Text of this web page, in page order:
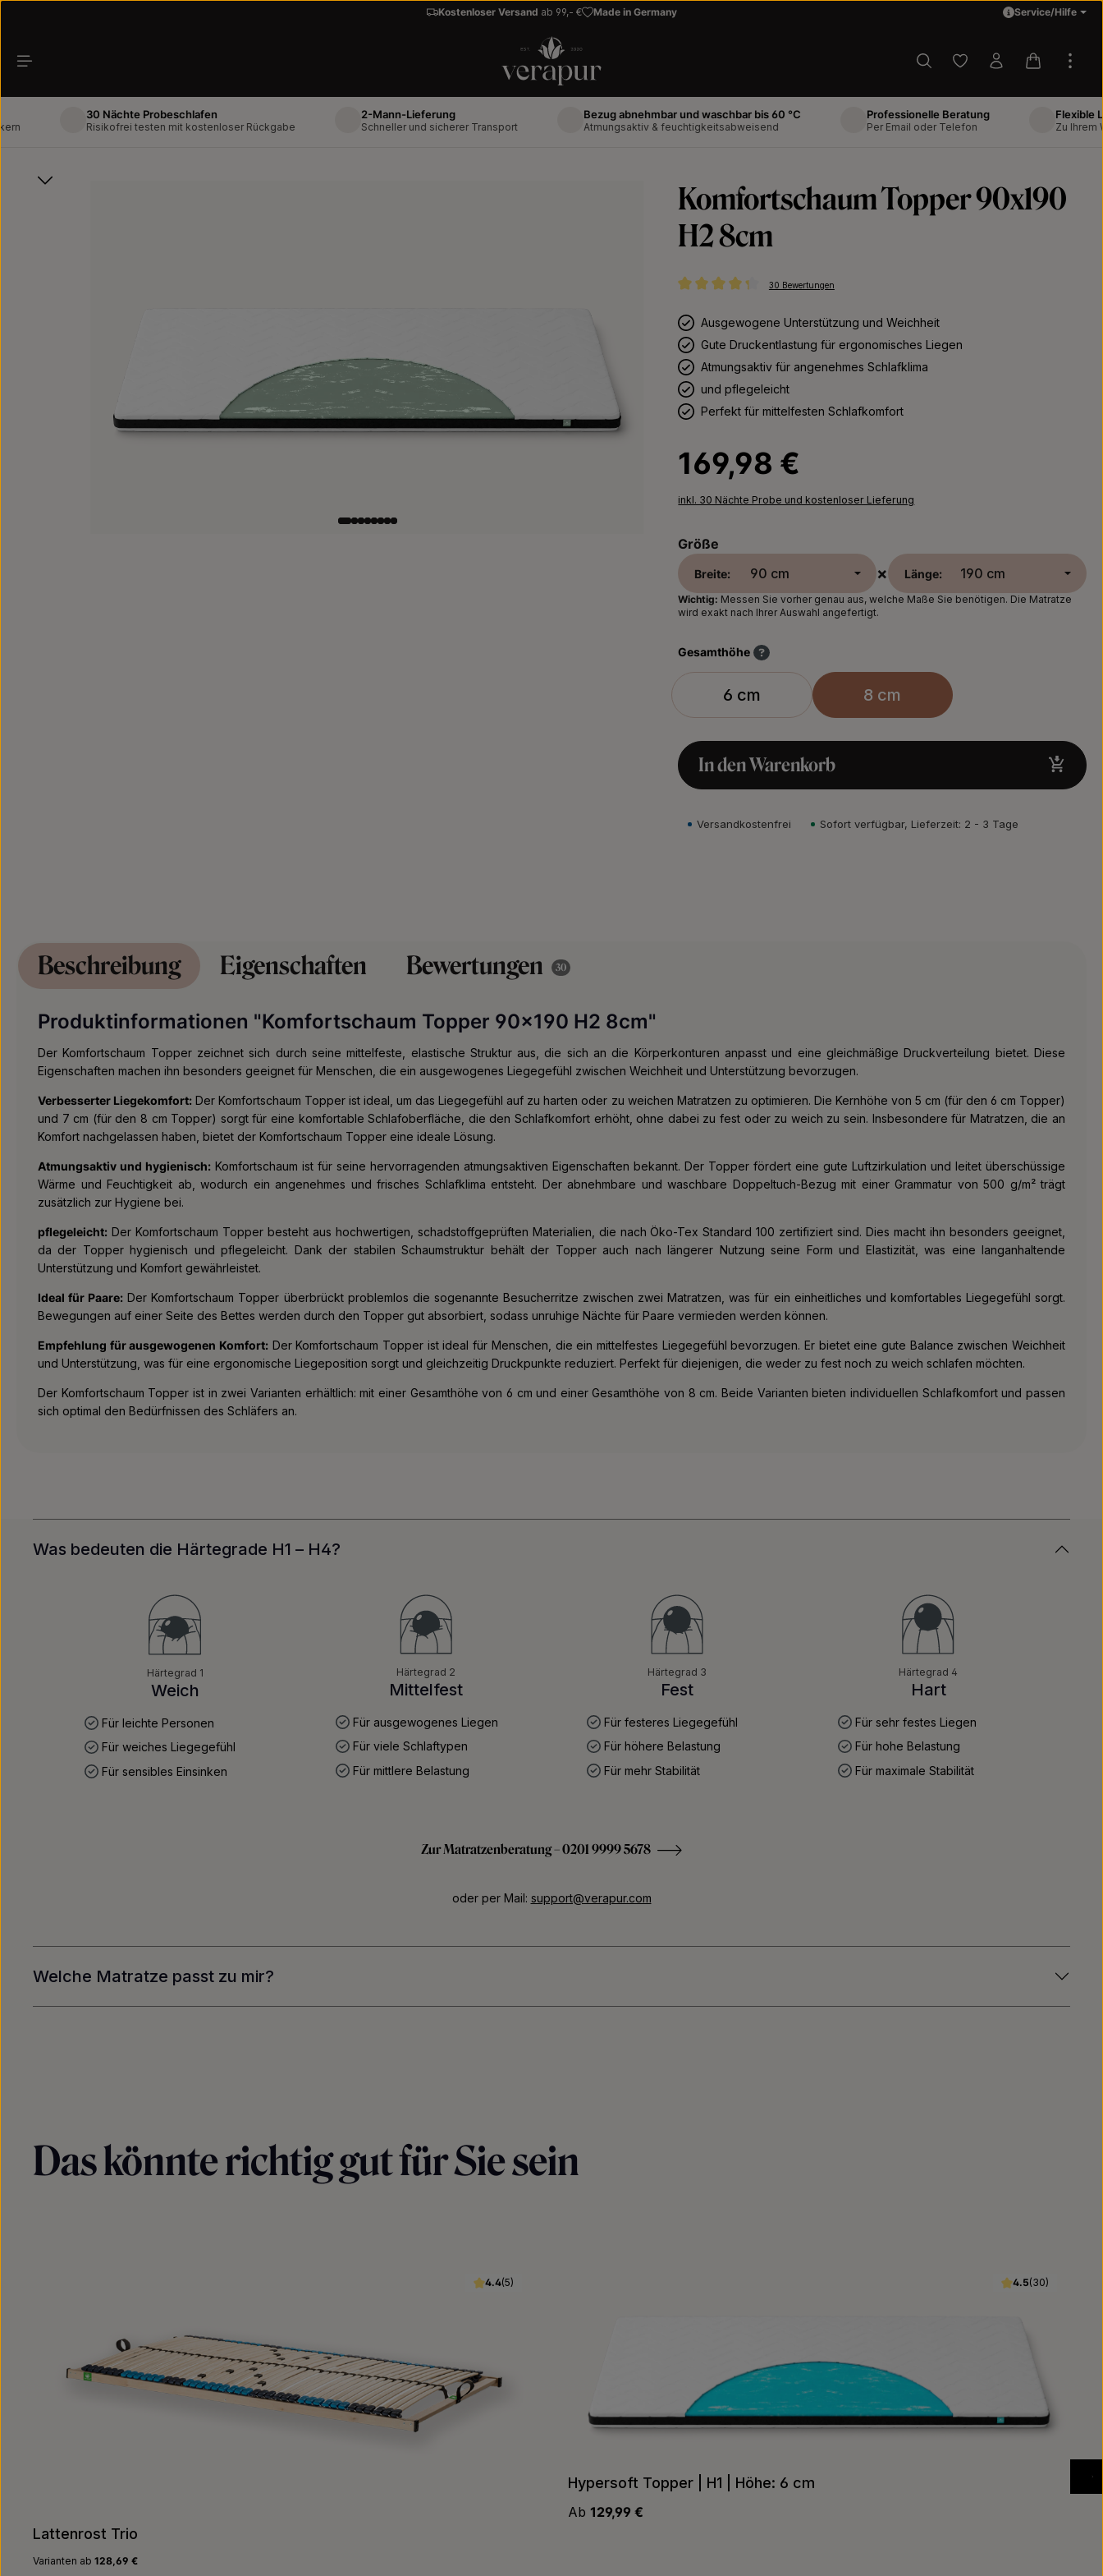
Kostenloser Versand ab 99,- € Made in Germany Service/Hilfe
Du hast 0 Produkte auf
30 Nächte Probeschlafen
Risikofrei testen mit kostenloser Rückgabe
2-Mann-Lieferung
Schneller und sicherer Transport
Bezug abnehmbar und waschbar bis 60 °C
Atmungsaktiv & feuchtigkeitsabweisend
Professionelle Beratung
Per Email oder Telefon
Flexible
Zu Ihrem
Bildergalerie überspringen
30 Bewertungen
Komfortschaum Topper 90x190
H2 8cm
Ausgewogene Unterstützung und Weichheit
Gute Druckentlastung für ergonomisches Liegen
Atmungsaktiv für angenehmes Schlafklima
und pflegeleicht
Perfekt für mittelfesten Schlafkomfort
Regulärer Preis:
169,98 €
inkl. 30 Nächte Probe und kostenloser Lieferung
Gesamthöhe
6 cm 8 cm
Größe
Breite: × Länge:
Wichtig: Messen Sie vorher genau aus, welche Maße Sie benötigen. Die Matratze
wird exakt nach Ihrer Auswahl angefertigt.
In den Warenkorb
Versandkostenfrei Sofort verfügbar, Lieferzeit: 2 - 3 Tage
Beschreibung Eigenschaften Bewertungen 30
Produktinformationen "Komfortschaum Topper 90x190 H2 8cm"
Der Komfortschaum Topper zeichnet sich durch seine mittelfeste, elastische Struktur aus, die sich an die Körperkonturen anpasst und eine gleichmäßige Druckverteilung bietet. Diese
Eigenschaften machen ihn besonders geeignet für Menschen, die ein ausgewogenes Liegegefühl zwischen Weichheit und Unterstützung bevorzugen.
Verbesserter Liegekomfort: Der Komfortschaum Topper ist ideal, um das Liegegefühl auf zu harten oder zu weichen Matratzen zu optimieren. Die Kernhöhe von 5 cm (für den 6 cm Topper)
und 7 cm (für den 8 cm Topper) sorgt für eine komfortable Schlafoberfläche, die den Schlafkomfort erhöht, ohne dabei zu fest oder zu weich zu sein. Insbesondere für Matratzen, die an
Komfort nachgelassen haben, bietet der Komfortschaum Topper eine ideale Lösung.
Atmungsaktiv und hygienisch: Komfortschaum ist für seine hervorragenden atmungsaktiven Eigenschaften bekannt. Der Topper fördert eine gute Luftzirkulation und leitet überschüssige
Wärme und Feuchtigkeit ab, wodurch ein angenehmes und frisches Schlafklima entsteht. Der abnehmbare und waschbare Doppeltuch-Bezug mit einer Grammatur von 500 g/m² trägt
zusätzlich zur Hygiene bei.
pflegeleicht: Der Komfortschaum Topper besteht aus hochwertigen, schadstoffgeprüften Materialien, die nach Öko-Tex Standard 100 zertifiziert sind. Dies macht ihn besonders geeignet,
da der Topper hygienisch und pflegeleicht. Dank der stabilen Schaumstruktur behält der Topper auch nach längerer Nutzung seine Form und Elastizität, was eine langanhaltende
Unterstützung und Komfort gewährleistet.
Ideal für Paare: Der Komfortschaum Topper überbrückt problemlos die sogenannte Besucherritze zwischen zwei Matratzen, was für ein einheitliches und komfortables Liegegefühl sorgt.
Bewegungen auf einer Seite des Bettes werden durch den Topper gut absorbiert, sodass unruhige Nächte für Paare vermieden werden können.
Empfehlung für ausgewogenen Komfort: Der Komfortschaum Topper ist ideal für Menschen, die ein mittelfestes Liegegefühl bevorzugen. Er bietet eine gute Balance zwischen Weichheit
und Unterstützung, was für eine ergonomische Liegeposition sorgt und gleichzeitig Druckpunkte reduziert. Perfekt für diejenigen, die weder zu fest noch zu weich schlafen möchten.
Der Komfortschaum Topper ist in zwei Varianten erhältlich: mit einer Gesamthöhe von 6 cm und einer Gesamthöhe von 8 cm. Beide Varianten bieten individuellen Schlafkomfort und passen
sich optimal den Bedürfnissen des Schläfers an.
Was bedeuten die Härtegrade H1 – H4?
Härtegrad 1
Weich
Für leichte Personen
Für weiches Liegegefühl
Für sensibles Einsinken
Härtegrad 2
Mittelfest
Für ausgewogenes Liegen
Für viele Schlaftypen
Für mittlere Belastung
Härtegrad 3
Fest
Für festeres Liegegefühl
Für höhere Belastung
Für mehr Stabilität
Härtegrad 4
Hart
Für sehr festes Liegen
Für hohe Belastung
Für maximale Stabilität
Zur Matratzenberatung – 0201 9999 5678
oder per Mail: support@verapur.com
Welche Matratze passt zu mir?
Das könnte richtig gut für Sie sein
5.0(5) 4.4(5)